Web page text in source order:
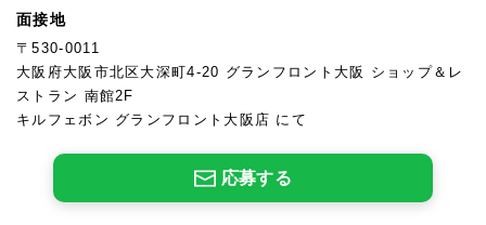
面接地
〒530-0011
大阪府大阪市北区大深町4-20 グランフロント大阪 ショップ＆レ
ストラン 南館2F
キルフェボン グランフロント大阪店 にて
応募する